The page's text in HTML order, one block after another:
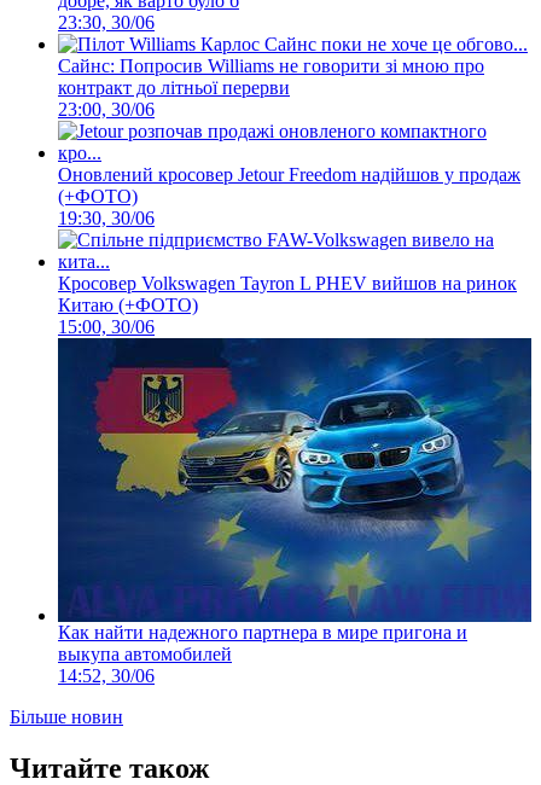
23:30, 30/06
Сайнс: Попросив Williams не говорити зі мною про
контракт до літньої перерви
23:00, 30/06
Оновлений кросовер Jetour Freedom надійшов у продаж
(+ФОТО)
19:30, 30/06
Кросовер Volkswagen Tayron L PHEV вийшов на ринок
Китаю (+ФОТО)
15:00, 30/06
Как найти надежного партнера в мире пригона и
выкупа автомобилей
14:52, 30/06
Більше новин
Читайте також